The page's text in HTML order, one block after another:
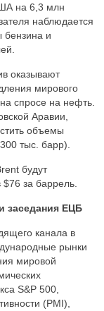
на 6,3 млн
наблюдается
бензина и
оказывают
мирового
спросе на нефть.
Аравии,
объемы
тыс. барр).
будут
за баррель.
заседания ЕЦБ
канала в
рынки
мировой
S&P 500,
(PMI),